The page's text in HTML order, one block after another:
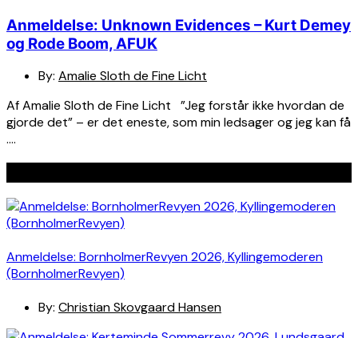
Anmeldelse: Unknown Evidences – Kurt Demey
og Rode Boom, AFUK
By: Amalie Sloth de Fine Licht
Af Amalie Sloth de Fine Licht ”Jeg forstår ikke hvordan de
gjorde det” – er det eneste, som min ledsager og jeg kan få
….
Anmeldelse: BornholmerRevyen 2026, Kyllingemoderen
(BornholmerRevyen)
By: Christian Skovgaard Hansen